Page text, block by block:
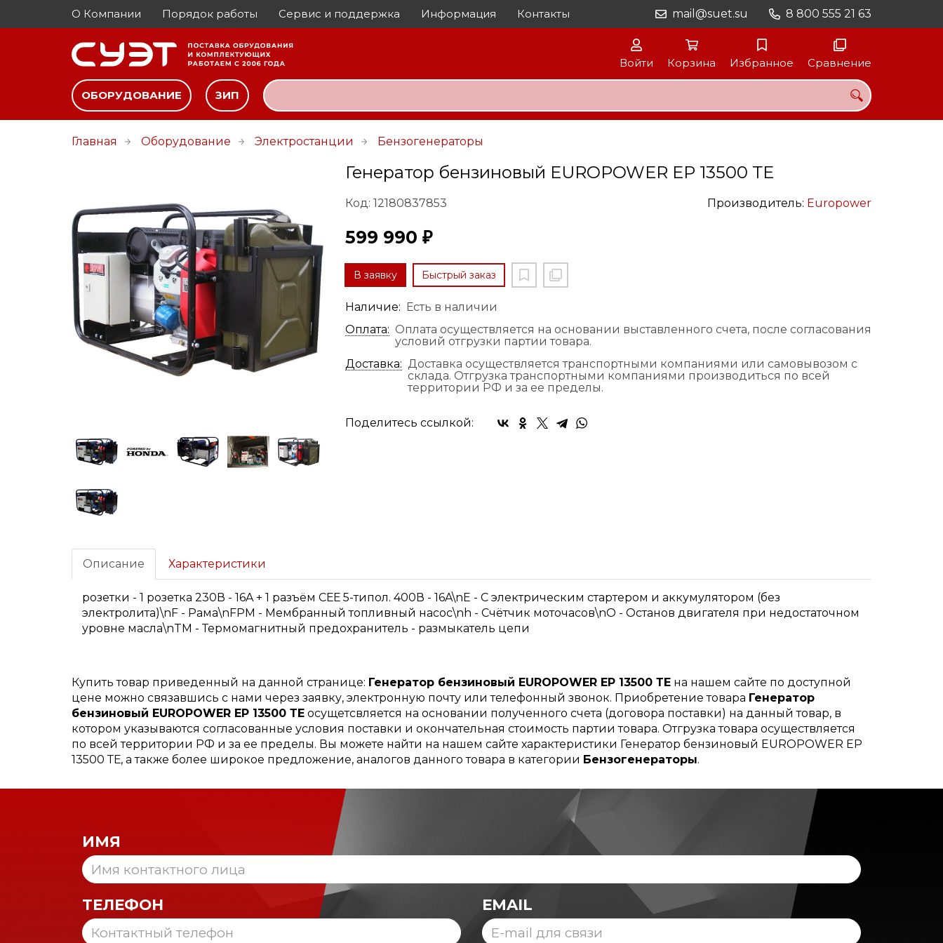
О Компании Порядок работы Сервис и поддержка Информация Контакты 8 800 555 21 63
mail@suet.su
Войти Корзина Избранное Сравнение
ОБОРУДОВАНИЕ ЗИП
Главная Оборудование Электростанции Бензогенераторы
Генератор бензиновый EUROPOWER EP 13500 ТЕ
Код: 12180837853 Производитель: Europower
599 990 ₽
В заявку Быстрый заказ
Наличие: Есть в наличии
Оплата: Оплата осуществляется на основании выставленного счета, после согласования
условий отгрузки партии товара.
Доставка: Доставка осуществляется транспортными компаниями или самовывозом с
склада. Отгрузка транспортными компаниями производиться по всей
территории РФ и за ее пределы.
Поделитесь ссылкой:
Описание Характеристики
розетки - 1 розетка 230В - 16A + 1 разъём СЕЕ 5-типол. 400В - 16A\nE - С электрическим стартером и аккумулятором (без
электролита)\nF - Рама\nFPM - Мембранный топливный насос\nh - Счётчик моточасов\nO - Останов двигателя при недостаточном
уровне масла\nTM - Термомагнитный предохранитель - размыкатель цепи
Купить товар приведенный на данной странице: Генератор бензиновый EUROPOWER EP 13500 ТЕ на нашем сайте по доступной
цене можно связавшись с нами через заявку, электронную почту или телефонный звонок. Приобретение товара Генератор
бензиновый EUROPOWER EP 13500 ТЕ осущетсвляется на основании полученного счета (договора поставки) на данный товар, в
котором указываются согласованные условия поставки и окончательная стоимость партии товара. Отгрузка товара осуществляется
по всей территории РФ и за ее пределы. Вы можете найти на нашем сайте характеристики Генератор бензиновый EUROPOWER EP
13500 ТЕ, а также более широкое предложение, аналогов данного товара в категории Бензогенераторы.
ИМЯ
ТЕЛЕФОН EMAIL